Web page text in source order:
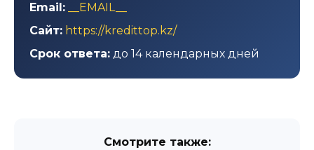
Email:
__EMAIL__
Сайт: https://kredittop.kz/
Срок ответа: до 14 календарных дней
Смотрите также: